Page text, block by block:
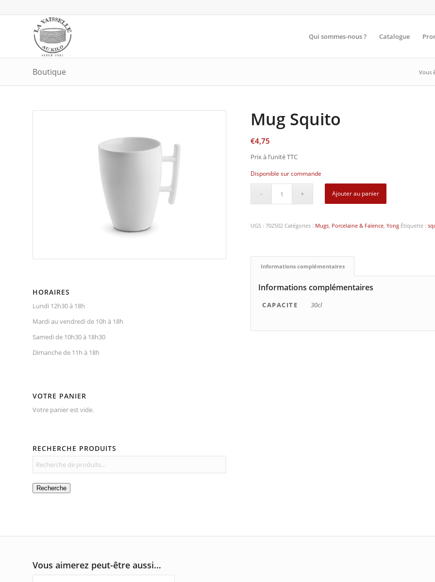
Qui sommes-nous ? Catalogue
Boutique Vous
HORAIRES
Lundi 12h30 à 18h
Mardi au vendredi de 10h à 18h
Samedi de 10h30 à 18h30
Dimanche de 11h à 18h
VOTRE PANIER
Votre panier est vide.
RECHERCHE PRODUITS
Recherche
Mug Squito
€4,75
Prix à l’unité TTC
Disponible sur commande
Ajouter au panier
UGS :702502 Catégories : Mugs, Porcelaine & Faïence,Yong Étiquette :
Informations complémentaires
Informations complémentaires
CAPACITE 30cl
Vous aimerez peut-être aussi…